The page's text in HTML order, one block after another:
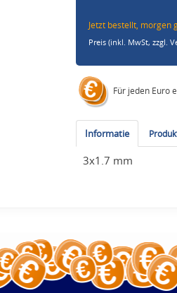
Jetzt bestellt, morgen
Preis (inkl. MwSt,zzgl.
Für jeden Euro
Informatie
3x1.7 mm